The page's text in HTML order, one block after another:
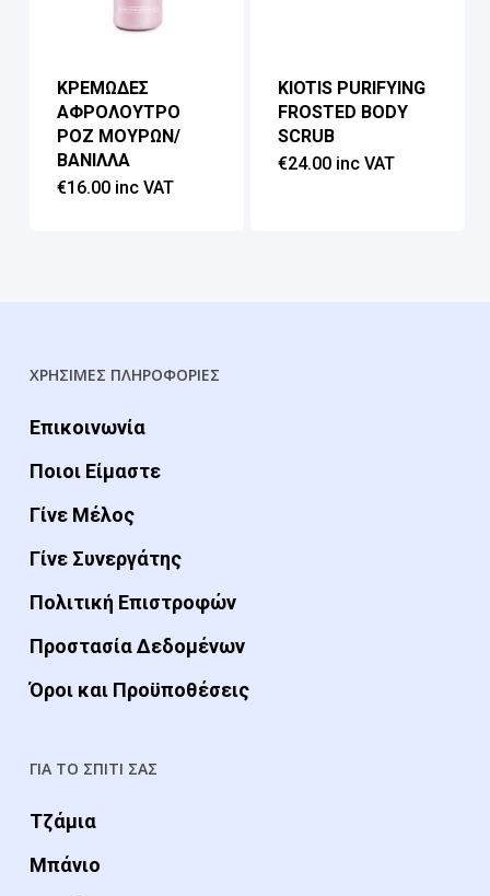
ΚΡΕΜΩΔΕΣ
ΑΦΡΟΛΟΥΤΡΟ
ΡΟΖ ΜΟΥΡΩΝ/
ΒΑΝΙΛΛΑ
€16.00 inc VAT
KIOTIS PURIFYING
FROSTED BODY
SCRUB
€24.00 inc VAT
ΧΡΗΣΙΜΕΣ ΠΛΗΡΟΦΟΡΙΕΣ
Επικοινωνία
Ποιοι Είμαστε
Γίνε Μέλος
Γίνε Συνεργάτης
Πολιτική Επιστροφών
Προστασία Δεδομένων
Όροι και Προϋποθέσεις
ΓΙΑ ΤΟ ΣΠΙΤΙ ΣΑΣ
Τζάμια
Μπάνιο